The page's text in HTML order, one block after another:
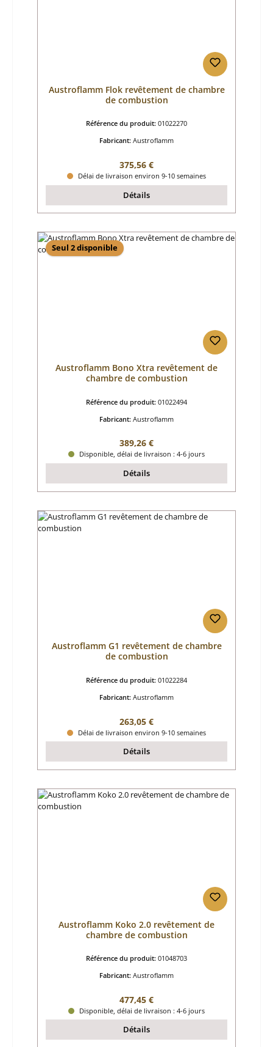
Austroflamm Flok revêtement de chambre
de combustion
Référence du produit: 01022270
Fabricant: Austroflamm
Prix régulier :
375,56 €
Délai de livraison environ 9-10 semaines
Détails
Seul 2 disponible
Austroflamm Bono Xtra revêtement de
chambre de combustion
Référence du produit: 01022494
Fabricant: Austroflamm
Prix régulier :
389,26 €
Disponible, délai de livraison : 4-6 jours
Détails
Austroflamm G1 revêtement de chambre
de combustion
Référence du produit: 01022284
Fabricant: Austroflamm
Prix régulier :
263,05 €
Délai de livraison environ 9-10 semaines
Détails
Austroflamm Koko 2.0 revêtement de
chambre de combustion
Référence du produit: 01048703
Fabricant: Austroflamm
Prix régulier :
477,45 €
Disponible, délai de livraison : 4-6 jours
Détails